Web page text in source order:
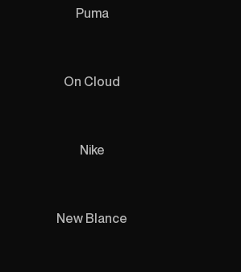
Puma
On Cloud
Nike
New Blance